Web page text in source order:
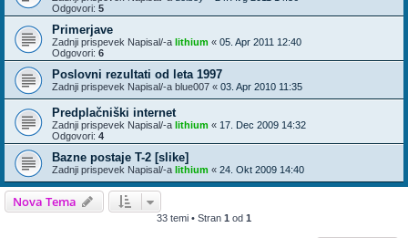
Odgovori: 5
Primerjave
Zadnji prispevek Napisal/-a lithium « 05. Apr 2011 12:40
Odgovori: 6
Poslovni rezultati od leta 1997
Zadnji prispevek Napisal/-a blue007 « 03. Apr 2010 11:35
Predplačniški internet
Zadnji prispevek Napisal/-a lithium « 17. Dec 2009 14:32
Odgovori: 4
Bazne postaje T-2 [slike]
Zadnji prispevek Napisal/-a lithium « 24. Okt 2009 14:40
Nova Tema
33 temi • Stran 1 od 1